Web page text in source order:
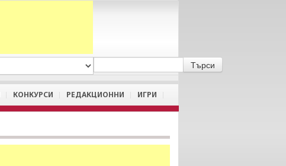
КОНКУРСИ РЕДАКЦИОННИ ИГРИ